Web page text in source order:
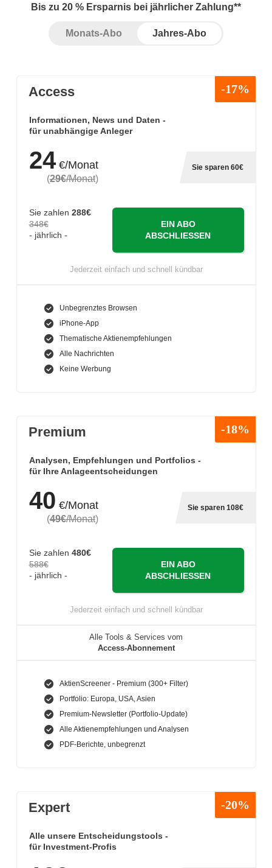
Bis zu 20 % Ersparnis bei jährlicher Zahlung**
Monats-Abo Jahres-Abo
Access -17%
Informationen, News und Daten -
für unabhängige Anleger
24€/Monat
(29€/Monat)
Sie sparen 60€
Sie zahlen 288€
348€
- jährlich -
EIN ABO
ABSCHLIESSEN
Jederzeit einfach und schnell kündbar
Unbegrenztes Browsen
iPhone-App
Thematische Aktienempfehlungen
Alle Nachrichten
Keine Werbung
Premium -18%
Analysen, Empfehlungen und Portfolios -
für Ihre Anlageentscheidungen
40 €/Monat
(49€/Monat)
Sie sparen 108€
Sie zahlen 480€
588€
- jährlich -
EIN ABO
ABSCHLIESSEN
Jederzeit einfach und schnell kündbar
Alle Tools & Services vom
Access-Abonnement
AktienScreener - Premium (300+ Filter)
Portfolio: Europa, USA, Asien
Premium-Newsletter (Portfolio-Update)
Alle Aktienempfehlungen und Analysen
PDF-Berichte, unbegrenzt
Expert -20%
Alle unsere Entscheidungstools -
für Investment-Profis